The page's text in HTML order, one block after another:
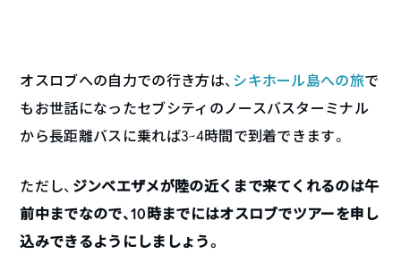
オスロブへの自力での行き方は、 シキホール島への旅で
もお世話になったセブシティのノースバスターミナル
から長距離バスに乗れば3~4時間で到着できます。
ただし、 ジンベエザメが陸の近くまで来てくれるのは午
前中までなので、10時までにはオスロブでツアーを申し
込みできるようにしましょう。